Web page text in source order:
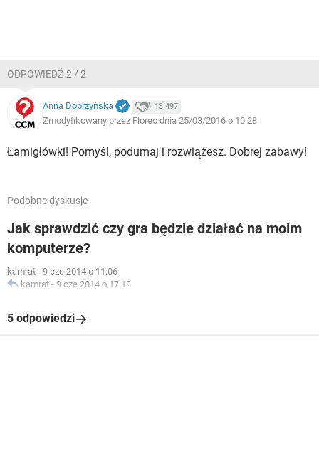
ODPOWIEDŹ 2 / 2
Anna Dobrzyńska 13 497
Zmodyfikowany przez Floreo dnia 25/03/2016 o 10:28
Łamigłówki! Pomyśl, podumaj i rozwiążesz. Dobrej zabawy!
Podobne dyskusje
Jak sprawdzić czy gra będzie działać na moim
komputerze?
kamrat - 9 cze 2014 o 11:06
kamrat - 9 cze 2014 o 17:18
5 odpowiedzi